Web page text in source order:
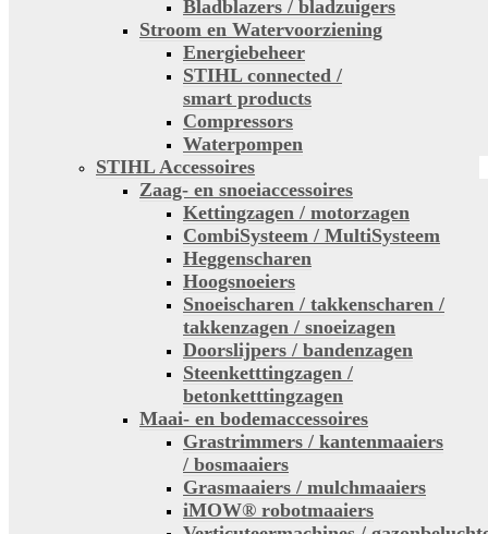
Bladblazers / bladzuigers
Stroom en Watervoorziening
Energiebeheer
STIHL connected /
smart products
Compressors
Waterpompen
STIHL Accessoires
Zaag- en snoeiaccessoires
Kettingzagen / motorzagen
CombiSysteem / MultiSysteem
Heggenscharen
Hoogsnoeiers
Snoeischaren / takkenscharen /
takkenzagen / snoeizagen
Doorslijpers / bandenzagen
Steenketttingzagen /
betonketttingzagen
Maai- en bodemaccessoires
Grastrimmers / kantenmaaiers
/ bosmaaiers
Grasmaaiers / mulchmaaiers
iMOW® robotmaaiers